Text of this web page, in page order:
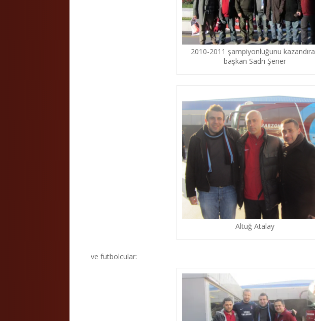
2010-2011 şampiyonluğunu
başkan Sadri Şener
Altuğ Atalay
ve futbolcular: